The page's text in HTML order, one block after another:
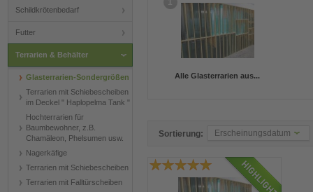
Schildkrötenbedarf
Futter
Terrarien & Behälter
Glasterrarien-Sondergrößen
Terrarien mit Schiebescheiben
im Deckel " Haplopelma Tank "
Hochterrarien für
Baumbewohner, z.B.
Chamäleon, Phelsumen usw.
Nagerkäfige
Terrarien mit Schiebescheiben
Terrarien mit Falltürscheiben
Alle Glasterrarien aus...
Sortierung: Erscheinungsdatum